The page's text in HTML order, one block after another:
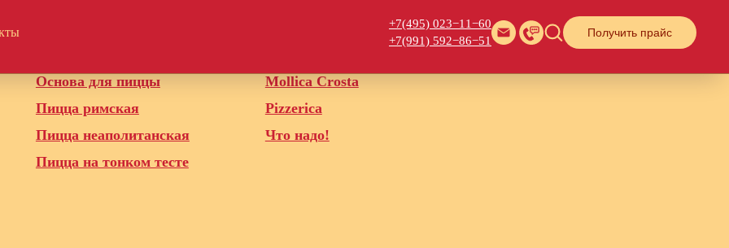
+7(495) 023−11−60
+7(991) 592−86−51
Получить прайс
Основа для пиццы
Пицца римская
Пицца неаполитанская
Пицца на тонком тесте
Mollica Crosta
Pizzerica
Что надо!